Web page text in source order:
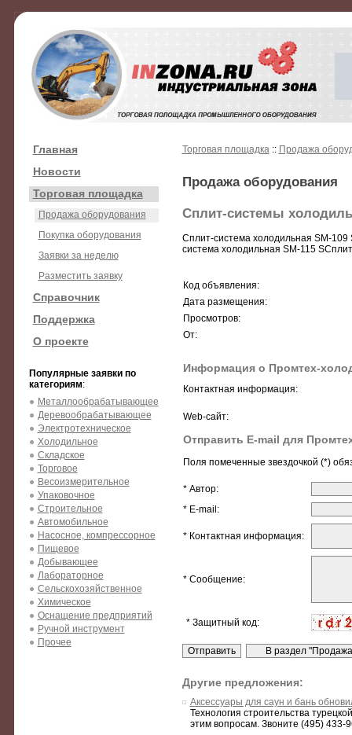
Главная
Новости
Торговая площадка
Продажа оборудования
Покупка оборудования
Заявки за неделю
Разместить заявку
Справочник
Поддержка
О проекте
Популярные заявки по
категориям:
Металлообрабатывающее
Деревообрабатывающее
Электротехническое
Холодильное
Складское
Торговое
Весоизмерительное
Упаковочное
Строительное
Автомобильное
Насосное, компрессорное
Пищевое
Добывающее
Лабораторное
Сельскохозяйственное
Химическое
Оснащение предприятий
Ручной инструмент
Прочее
Торговая площадка:: Продажа
Продажа оборудования
Сплит-системы
Сплит-система холодильная SM-
система холодильная SM-115
Код объявления:
Дата размещения:
Просмотров:
От:
Информация о Промтех-
Контактная информация:
Web-сайт:
Отправить E-mail для
Поля помеченные звездочкой (*)
* Автор:
* E-mail:
* Контактная информация:
* Сообщение:
* Защитный код:
Другие предложения:
Аксессуары для саун и бань
Технология строительства
этим вопросам. Звоните (495)